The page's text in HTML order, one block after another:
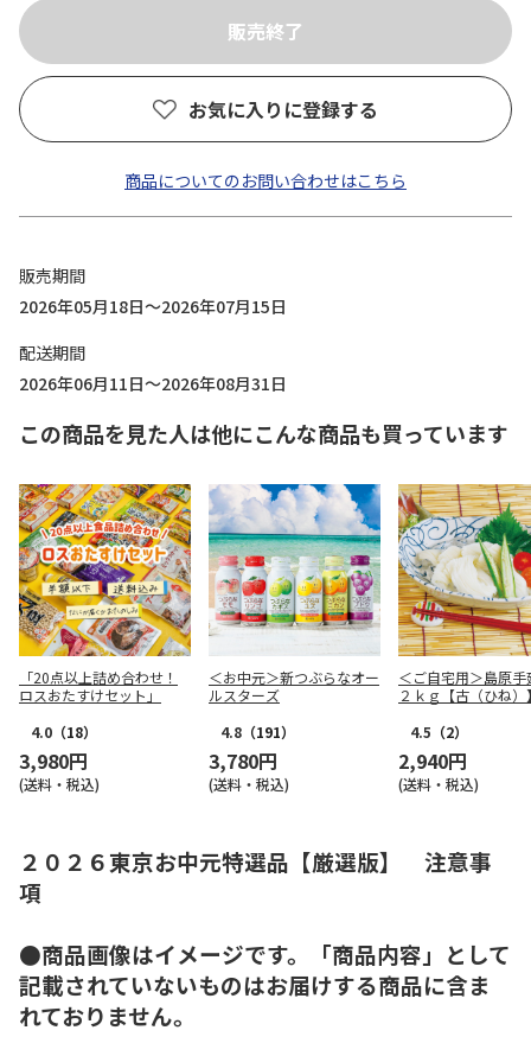
お気に入りに登録する
商品についてのお問い合わせはこちら
販売期間
2026年05月18日～2026年07月15日
配送期間
2026年06月11日～2026年08月31日
この商品を見た人は他にこんな商品も買っています
「20点以上詰め合わせ！
ロスおたすけセット」
4.0 （18）
3,980円
(送料・税込)
＜お中元＞新つぶらなオー
ルスターズ
4.8 （191）
3,780円
(送料・税込)
＜ご自宅用＞島原手
２ｋｇ【古（ひね）
4.5 （2）
2,940円
(送料・税込)
２０２６東京お中元特選品【厳選版】 注意事
項
●商品画像はイメージです。「商品内容」として
記載されていないものはお届けする商品に含ま
れておりません。